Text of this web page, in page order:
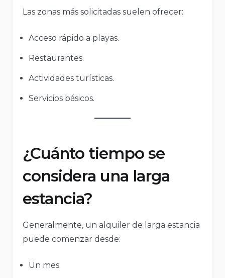
Las zonas más solicitadas suelen ofrecer:
Acceso rápido a playas.
Restaurantes.
Actividades turísticas.
Servicios básicos.
¿Cuánto tiempo se
considera una larga
estancia?
Generalmente, un alquiler de larga estancia
puede comenzar desde:
Un mes.